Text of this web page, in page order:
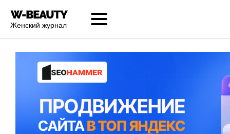
Женский журнал